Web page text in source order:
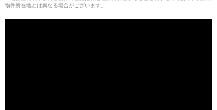
物件所在地とは異なる場合がございます。